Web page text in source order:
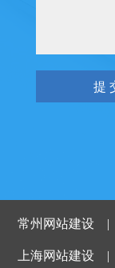
常州网站建设
上海网站建设